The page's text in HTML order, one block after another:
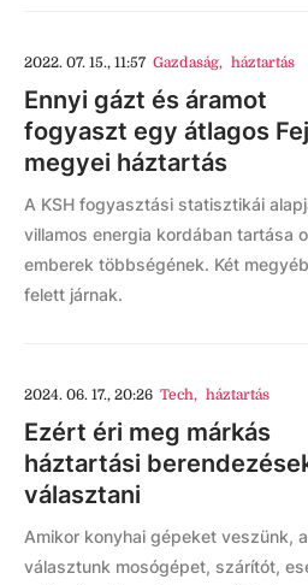
2022. 07. 15., 11:57 Gazdaság, háztartás
Ennyi gázt és áramot
fogyaszt egy átlagos
megyei háztartás
A KSH fogyasztási statisztikái
villamos energia kordában tartása
emberek többségének. Két
felett járnak.
2024. 06. 17., 20:26 Tech, háztartás
Ezért éri meg márkás
háztartási
választani
Amikor konyhai gépeket veszünk,
választunk mosógépet, szárítót,